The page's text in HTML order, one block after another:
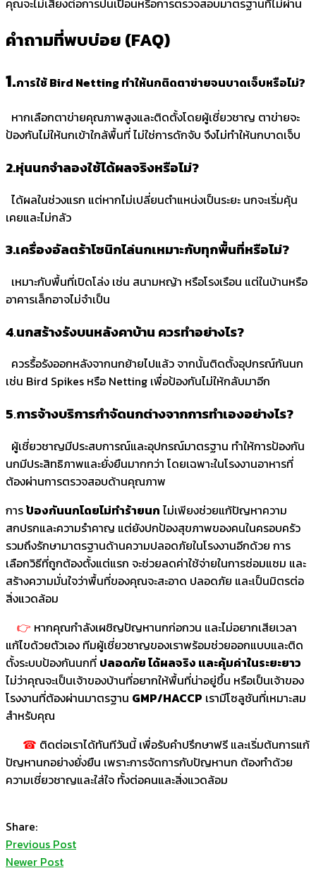
คุณจะไม่เสี่ยงต่อการปนเปื้อนหรือการตรวจสอบมาตรฐานที่ไม่ผ่าน
คำถามที่พบบ่อย (FAQ)
1.การใช้ Bird Netting ทำให้นกติดตาข่ายจนบาดเจ็บหรือไม่?
หากเลือกตาข่ายคุณภาพสูงและติดตั้งโดยผู้เชี่ยวชาญ ตาข่ายจะ
ป้องกันไม่ให้นกเข้าใกล้พื้นที่ ไม่ใช่การดักจับ จึงไม่ทำให้นกบาดเจ็บ
2.หุ่นนกจำลองใช้ได้ผลจริงหรือไม่?
ได้ผลในช่วงแรก แต่หากไม่เปลี่ยนตำแหน่งเป็นระยะ นกจะเริ่มคุ้น
เคยและไม่กลัว
3.เครื่องอัลตร้าโซนิกไล่นกเหมาะกับทุกพื้นที่หรือไม่?
เหมาะกับพื้นที่เปิดโล่ง เช่น สนามหญ้า หรือโรงเรือน แต่ในบ้านหรือ
อาคารเล็กอาจไม่จำเป็น
4.นกสร้างรังบนหลังคาบ้าน ควรทำอย่างไร?
ควรรื้อรังออกหลังจากนกย้ายไปแล้ว จากนั้นติดตั้งอุปกรณ์กันนก
เช่น Bird Spikes หรือ Netting เพื่อป้องกันไม่ให้กลับมาอีก
5.การจ้างบริการกำจัดนกต่างจากการทำเองอย่างไร?
ผู้เชี่ยวชาญมีประสบการณ์และอุปกรณ์มาตรฐาน ทำให้การป้องกัน
นกมีประสิทธิภาพและยั่งยืนมากกว่า โดยเฉพาะในโรงงานอาหารที่
ต้องผ่านการตรวจสอบด้านคุณภาพ
การป้องกันนกโดยไม่ทำร้ายนก ไม่เพียงช่วยแก้ปัญหาความ
สกปรกและความรำคาญ แต่ยังปกป้องสุขภาพของคนในครอบครัว
รวมถึงรักษามาตรฐานด้านความปลอดภัยในโรงงานอีกด้วย การ
เลือกวิธีที่ถูกต้องตั้งแต่แรก จะช่วยลดค่าใช้จ่ายในการซ่อมแซม และ
สร้างความมั่นใจว่าพื้นที่ของคุณจะสะอาด ปลอดภัย และเป็นมิตรต่อ
สิ่งแวดล้อม
👉 หากคุณกำลังเผชิญปัญหานกก่อกวน และไม่อยากเสียเวลา
แก้ไขด้วยตัวเอง ทีมผู้เชี่ยวชาญของเราพร้อมช่วยออกแบบและติด
ตั้งระบบป้องกันนกที่ ปลอดภัย ได้ผลจริง และคุ้มค่าในระยะยาว
ไม่ว่าคุณจะเป็นเจ้าของบ้านที่อยากให้พื้นที่น่าอยู่ขึ้น หรือเป็นเจ้าของ
โรงงานที่ต้องผ่านมาตรฐาน GMP/HACCP เรามีโซลูชันที่เหมาะสม
สำหรับคุณ
☎ ติดต่อเราได้ทันทีวันนี้ เพื่อรับคำปรึกษาฟรี และเริ่มต้นการแก้
ปัญหานกอย่างยั่งยืน เพราะการจัดการกับปัญหานก ต้องทำด้วย
ความเชี่ยวชาญและใส่ใจ ทั้งต่อคนและสิ่งแวดล้อม
Share:
Previous Post
Newer Post